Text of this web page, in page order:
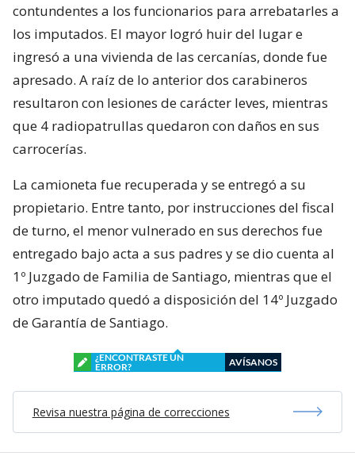
contundentes a los funcionarios para arrebatarles a
los imputados. El mayor logró huir del lugar e
ingresó a una vivienda de las cercanías, donde fue
apresado. A raíz de lo anterior dos carabineros
resultaron con lesiones de carácter leves, mientras
que 4 radiopatrullas quedaron con daños en sus
carrocerías.
La camioneta fue recuperada y se entregó a su
propietario. Entre tanto, por instrucciones del fiscal
de turno, el menor vulnerado en sus derechos fue
entregado bajo acta a sus padres y se dio cuenta al
1º Juzgado de Familia de Santiago, mientras que el
otro imputado quedó a disposición del 14º Juzgado
de Garantía de Santiago.
¿ENCONTRASTE UN
ERROR?
AVÍSANOS
Revisa nuestra página de correcciones